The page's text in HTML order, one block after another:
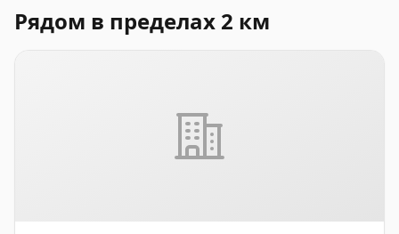
Рядом в пределах 2 км